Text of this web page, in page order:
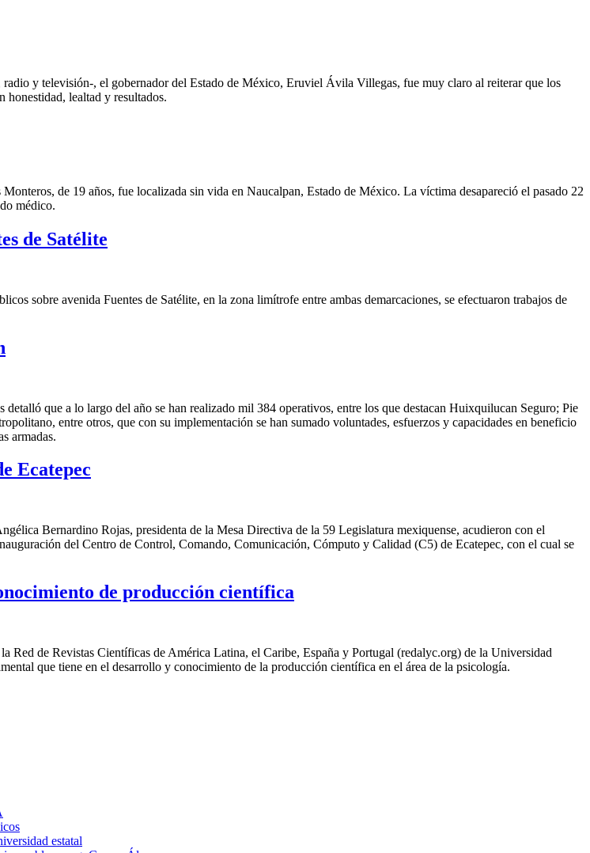
y televisión-, el gobernador del Estado de México, Eruviel Ávila Villegas, fue muy claro al reiterar que los
honestidad, lealtad y resultados.
de 19 años, fue localizada sin vida en Naucalpan, Estado de México. La víctima desapareció el pasado 22
médico.
de Satélite
sobre avenida Fuentes de Satélite, en la zona limítrofe entre ambas demarcaciones, se efectuaron trabajos de
que a lo largo del año se han realizado mil 384 operativos, entre los que destacan Huixquilucan Seguro; Pie
entre otros, que con su implementación se han sumado voluntades, esfuerzos y capacidades en beneficio
armadas.
Ecatepec
Bernardino Rojas, presidenta de la Mesa Directiva de la 59 Legislatura mexiquense, acudieron con el
del Centro de Control, Comando, Comunicación, Cómputo y Calidad (C5) de Ecatepec, con el cual se
de producción científica
de Revistas Científicas de América Latina, el Caribe, España y Portugal (redalyc.org) de la Universidad
que tiene en el desarrollo y conocimiento de la producción científica en el área de la psicología.
estatal